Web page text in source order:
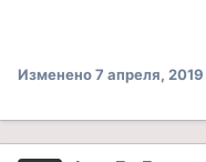
Изменено7 апреля, 2019